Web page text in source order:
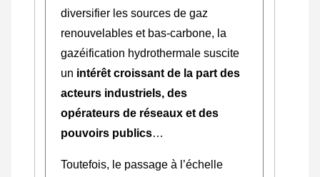
diversifier les sources de gaz
renouvelables et bas-carbone, la
gazéification hydrothermale suscite
un intérêt croissant de la part des
acteurs industriels, des
opérateurs de réseaux et des
pouvoirs publics…
Toutefois, le passage à l’échelle